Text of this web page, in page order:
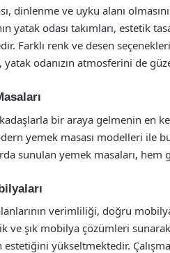
dinlenme ve uyku alanı
yatak odası takımları, estetik
Farklı renk ve desen
yatak odanızın atmosferini de
bir araya gelmenin en
yemek masası modelleri ile
sunulan yemek masaları,
verimliliği, doğru
ve şık mobilya çözümleri
estetiğini yükseltmektedir.